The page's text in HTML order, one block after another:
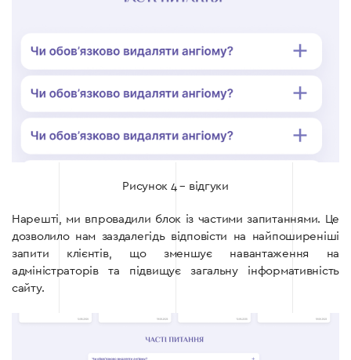
Рисунок 4 – відгуки
Нарешті, ми впровадили блок із частими запитаннями. Це
дозволило нам заздалегідь відповісти на найпоширеніші
запити клієнтів, що зменшує навантаження на
адміністраторів та підвищує загальну інформативність
сайту.